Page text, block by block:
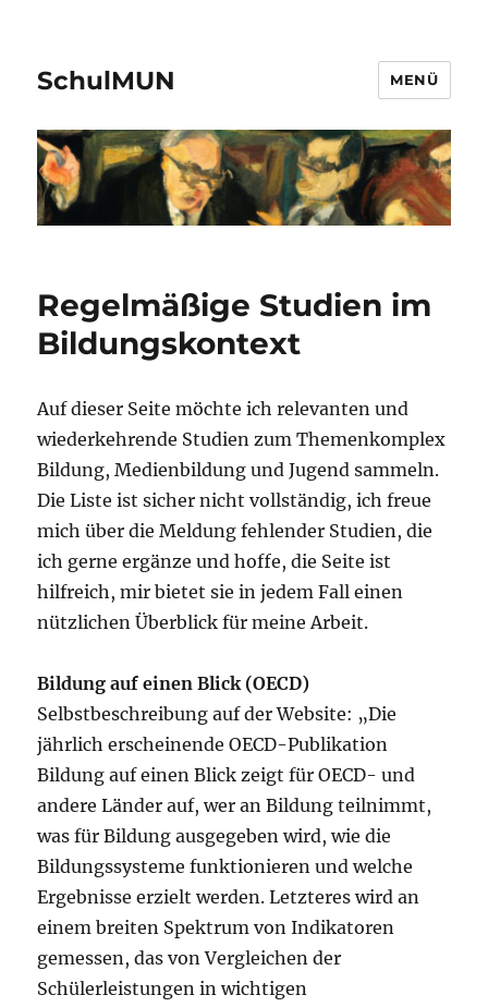
SchulMUN MENÜ
Regelmäßige Studien im
Bildungskontext
Auf dieser Seite möchte ich relevanten und
wiederkehrende Studien zum Themenkomplex
Bildung, Medienbildung und Jugend sammeln.
Die Liste ist sicher nicht vollständig, ich freue
mich über die Meldung fehlender Studien, die
ich gerne ergänze und hoffe, die Seite ist
hilfreich, mir bietet sie in jedem Fall einen
nützlichen Überblick für meine Arbeit.
Bildung auf einen Blick (OECD)
Selbstbeschreibung auf der Website: „Die
jährlich erscheinende OECD-Publikation
Bildung auf einen Blick zeigt für OECD- und
andere Länder auf, wer an Bildung teilnimmt,
was für Bildung ausgegeben wird, wie die
Bildungssysteme funktionieren und welche
Ergebnisse erzielt werden. Letzteres wird an
einem breiten Spektrum von Indikatoren
gemessen, das von Vergleichen der
Schülerleistungen in wichtigen